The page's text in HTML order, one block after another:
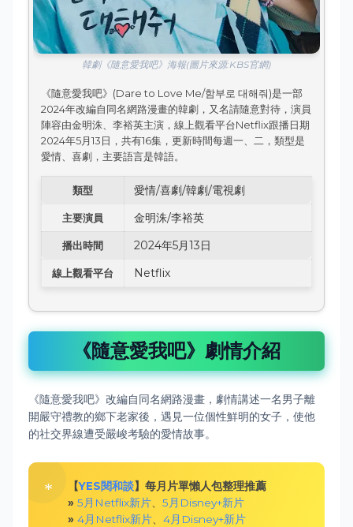
韓劇《隨意愛我吧》海報(圖片來源:KBS官網)
《隨意愛我吧》(Dare to Love Me/함부로 대해줘)是一部
2024年改編自同名網路漫畫的韓劇，又名請隨意對待，演員
陣容由金明洙、李裕英主演，線上觀看平台Netflix跟播日期
2024年5月13日，共有16集，更新時間每週一、二，類型是
愛情、喜劇，主要語言是韓語。
類型 愛情/喜劇/韓劇/電視劇
主要演員 金明洙/李裕英
播出時間 2024年5月13日
線上觀看平台 Netflix
《隨意愛我吧》劇情介紹
《隨意愛我吧》改編自同名網路漫畫，劇情講述一名男子離
開嚴守禮教的鄉下老家後，遇見一位個性鮮明的女子，使他
的社交界線遭受嚴峻考驗的愛情故事。
【YES閱和談】每月片單懶人包整理推薦
» 5月Netflix新片
5月Disney+新片
» 4月Netflix新片 4月Disney+新片